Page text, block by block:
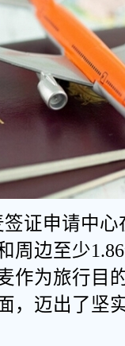
证申请中心
周边至少
作为旅行目
，迈出了坚